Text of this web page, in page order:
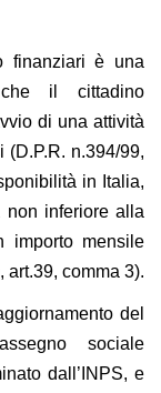
finanziari è una
che il cittadino
di una attività
n.394/99,
in Italia,
inferiore alla
importo mensile
art.39, comma 3).
del
sociale
dall’INPS, e